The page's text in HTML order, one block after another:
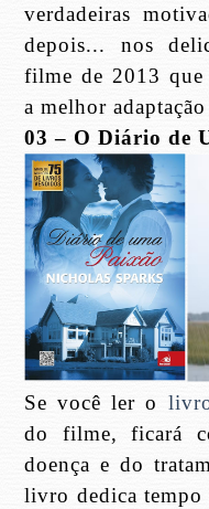
verdadeiras
depois... nos
filme de 2013 que
a melhor
03 – O Diário de
Se você ler o
do filme, ficará
doença e do
livro dedica tempo